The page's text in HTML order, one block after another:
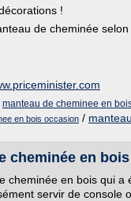
!
de cheminée selon
manteau de cheminee en
en bois occasion /
cheminée en
cheminée en bois qui
servir de console